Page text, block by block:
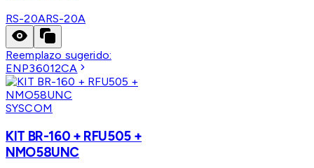
RS-20ARS-20A
Reemplazo sugerido:
ENP36012CA
SYSCOM
KIT BR-160 + RFU505 +
NMO58UNC